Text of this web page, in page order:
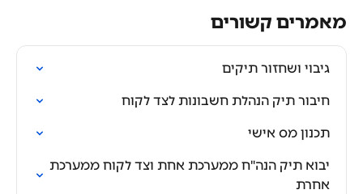
מאמרים קשורים
גיבוי ושחזור תיקים
חיבור תיק הנהלת חשבונות לצד לקוח
תכנון מס אישי
יבוא תיק הנה"ח ממערכת אחת וצד לקוח ממערכת
אחרת